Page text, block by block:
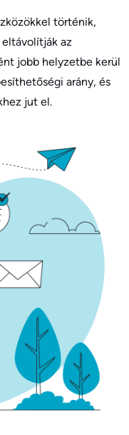
történik,
eltávolítják az
jobb helyzetbe kerül
arány, és
jut el.